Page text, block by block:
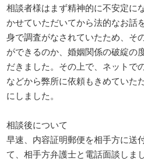
相談者様はまず精神的に不安定に
かせていただいてから法的なお話
身で調査がなされていたため、そ
ができるのか、婚姻関係の破綻の
だきました。その上で、ネットで
などから弊所に依頼もきめていた
にしました。
相談後について
早速、内容証明郵便を相手方に送
て、相手方弁護士と電話面談しま